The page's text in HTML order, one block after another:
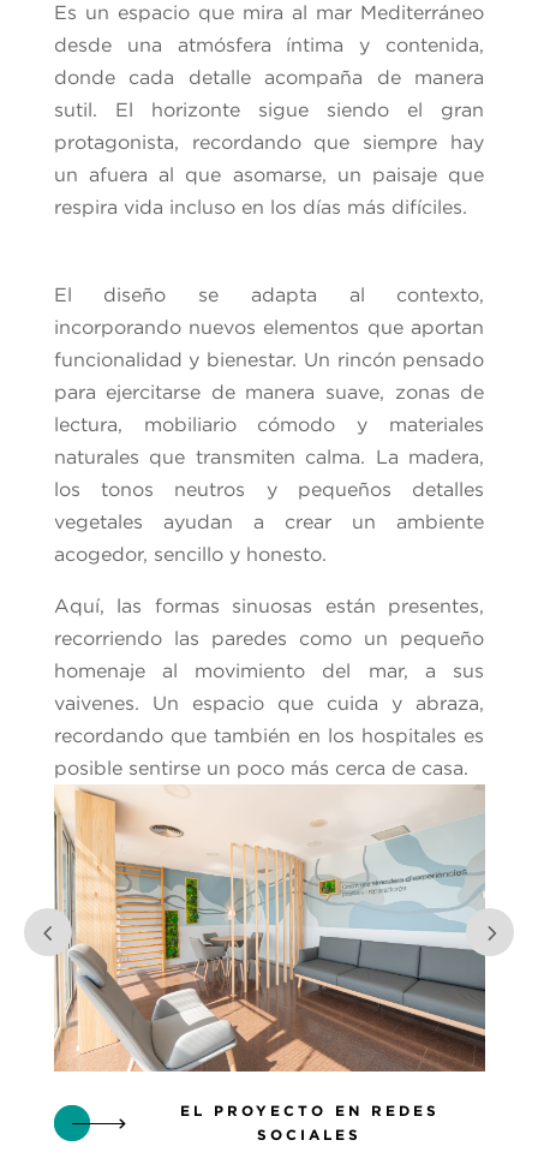
Es un espacio que mira al mar Mediterráneo
desde una atmósfera íntima y contenida,
donde cada detalle acompaña de manera
sutil. El horizonte sigue siendo el gran
protagonista, recordando que siempre hay
un afuera al que asomarse, un paisaje que
respira vida incluso en los días más difíciles.
El diseño se adapta al contexto,
incorporando nuevos elementos que aportan
funcionalidad y bienestar. Un rincón pensado
para ejercitarse de manera suave, zonas de
lectura, mobiliario cómodo y materiales
naturales que transmiten calma. La madera,
los tonos neutros y pequeños detalles
vegetales ayudan a crear un ambiente
acogedor, sencillo y honesto.
Aquí, las formas sinuosas están presentes,
recorriendo las paredes como un pequeño
homenaje al movimiento del mar, a sus
vaivenes. Un espacio que cuida y abraza,
recordando que también en los hospitales es
posible sentirse un poco más cerca de casa.
EL PROYECTO EN REDES
SOCIALES